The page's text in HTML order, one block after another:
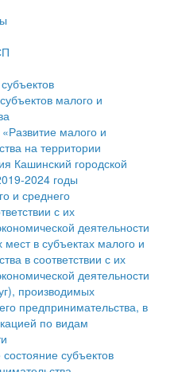
области
округа
ранее учтенных
малого и
малого и
малого и
малого и
на территории
Кашинский городской
2024 годы
и среднего
с их
деятельности
в субъектах малого и
в соответствии с их
деятельности
производимых
предпринимательства, в
по видам
субъектов